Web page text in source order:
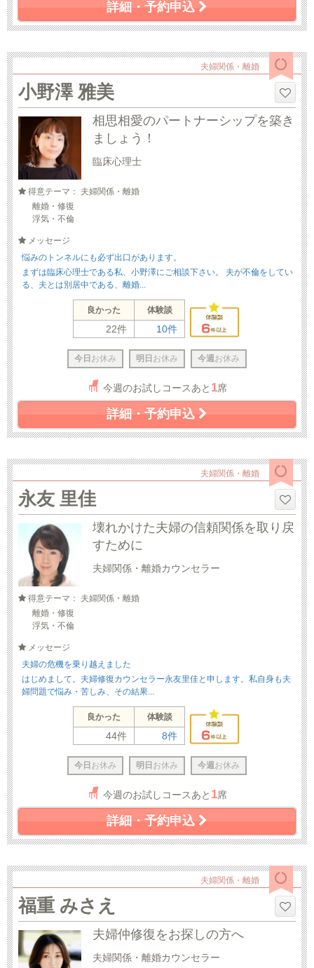
詳細・予約申込
夫婦関係・離婚
小野澤 雅美
相思相愛のパートナーシップを築き
ましょう！
臨床心理士
得意テーマ： 夫婦関係・離婚
離婚・修復
浮気・不倫
メッセージ
悩みのトンネルにも必ず出口があります。
まずは臨床心理士である私、小野澤にご相談下さい。 夫が不倫をしてい
る、夫とは別居中である、離婚...
良かった 体験談
22件 10件
今日 お休み 明日 お休み 今週 お休み
今週のお試しコースあと 1席
詳細・予約申込
夫婦関係・離婚
永友 里佳
壊れかけた夫婦の信頼関係を取り戻
すために
夫婦関係・離婚カウンセラー
得意テーマ： 夫婦関係・離婚
離婚・修復
浮気・不倫
メッセージ
夫婦の危機を乗り越えました
はじめまして。夫婦修復カウンセラー永友里佳と申します。私自身も夫
婦問題で悩み・苦しみ、その結果...
良かった 体験談
44件 8件
今日 お休み 明日 お休み 今週 お休み
今週のお試しコースあと 1席
詳細・予約申込
夫婦関係・離婚
福重 みさえ
夫婦仲修復をお探しの方へ
夫婦関係・離婚カウンセラー